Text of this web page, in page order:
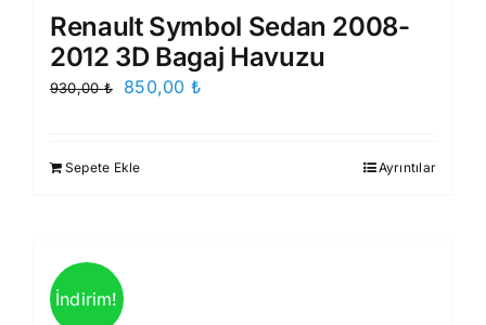
Renault Symbol Sedan 2008-
2012 3D Bagaj Havuzu
930,00₺
Orijinal
850,00 ₺
Sepete Ekle Ayrıntılar
İndirim!